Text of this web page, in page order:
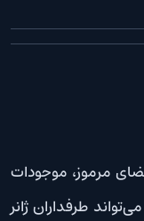
مرموز، موجودات
طرفداران ژانر